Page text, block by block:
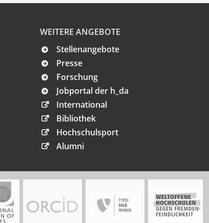
WEITERE ANGEBOTE
Stellenangebote
Presse
Forschung
Jobportal der h_da
International
Bibliothek
Hochschulsport
Alumni